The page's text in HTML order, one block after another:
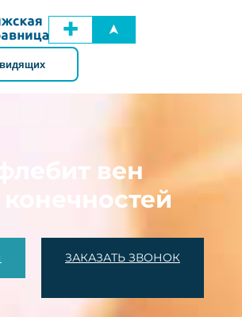
✚ ➤
вен
ЗАКАЗАТЬ ЗВОНОК